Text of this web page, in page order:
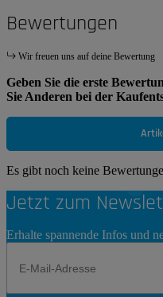
Bewertungen
Wir freuen uns auf deine Bewertung
Geben Sie die erste
Sie Anderen bei der
Es gibt noch keine
Jetzt zum
Erhalte spannende Infos und